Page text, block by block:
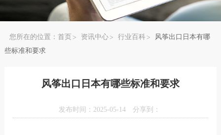
您所在的位置： 首页 资讯中心 行业百科
风筝出口日本有哪
些标准和要求
风筝出口日本有哪些标准和要求
发布时间：2025-05-14 分享到：